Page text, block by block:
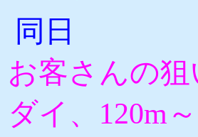
同日
お客さんの
ダイ、120m